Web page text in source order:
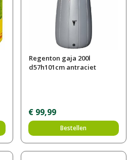
Regenton gaja 200l
d57h101cm antraciet
€ 99,99
Bestellen